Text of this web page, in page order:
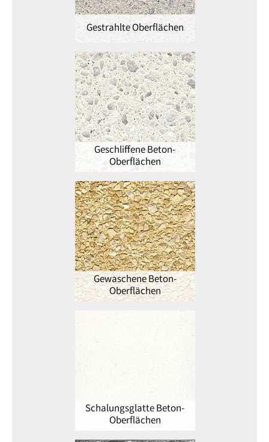
Gestrahlte Oberflächen
Geschliffene Beton-
Oberflächen
Gewaschene Beton-
Oberflächen
Schalungsglatte Beton-
Oberflächen